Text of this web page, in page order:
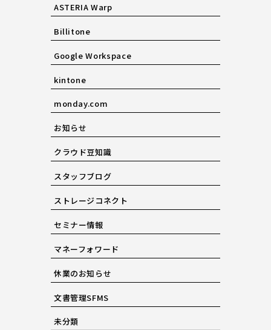
ASTERIA Warp
Billitone
Google Workspace
kintone
monday.com
お知らせ
クラウド豆知識
スタッフブログ
ストレージコネクト
セミナー情報
マネーフォワード
休業のお知らせ
文書管理SFMS
未分類